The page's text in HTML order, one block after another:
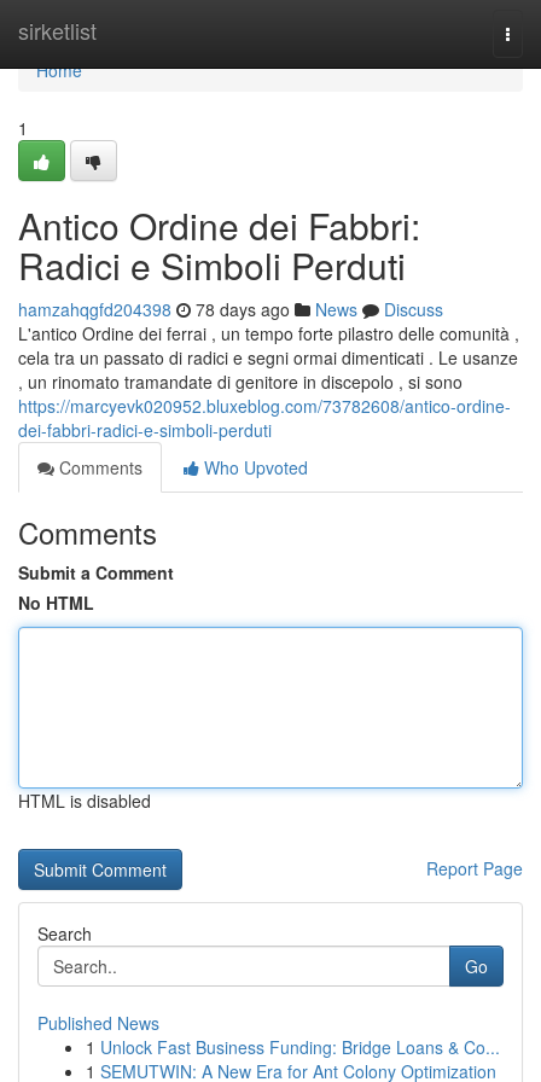
sirketlist
Home
Home
1
Antico Ordine dei Fabbri:
Radici e Simboli Perduti
hamzahqgfd204398 78 days ago News
Discuss
L'antico Ordine dei ferrai , un tempo forte pilastro delle comunità ,
cela tra un passato di radici e segni ormai dimenticati . Le usanze
, un rinomato tramandate di genitore in discepolo , si sono
https://marcyevk020952.bluxeblog.com/73782608/antico-ordine-
dei-fabbri-radici-e-simboli-perduti
Comments
Who Upvoted
Comments
Submit a Comment
No HTML
HTML is disabled
Report Page
Search
Go
Published News
1 Unlock Fast Business Funding: Bridge Loans & Co...
1 SEMUTWIN: A New Era for Ant Colony Optimization